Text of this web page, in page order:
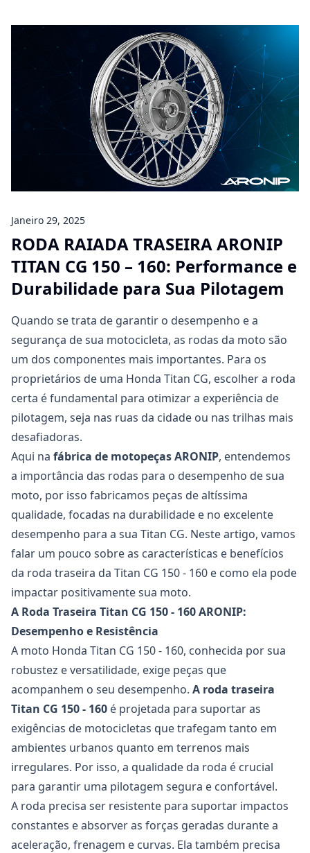
Janeiro 29, 2025
RODA RAIADA TRASEIRA ARONIP
TITAN CG 150 – 160: Performance e
Durabilidade para Sua Pilotagem
Quando se trata de garantir o desempenho e a
segurança de sua motocicleta, as rodas da moto são
um dos componentes mais importantes. Para os
proprietários de uma Honda Titan CG, escolher a roda
certa é fundamental para otimizar a experiência de
pilotagem, seja nas ruas da cidade ou nas trilhas mais
desafiadoras.
Aqui na fábrica de motopeças ARONIP, entendemos
a importância das rodas para o desempenho de sua
moto, por isso fabricamos peças de altíssima
qualidade, focadas na durabilidade e no excelente
desempenho para a sua Titan CG. Neste artigo, vamos
falar um pouco sobre as características e benefícios
da roda traseira da Titan CG 150 - 160 e como ela pode
impactar positivamente sua moto.
A Roda Traseira Titan CG 150 - 160 ARONIP:
Desempenho e Resistência
A moto Honda Titan CG 150 - 160, conhecida por sua
robustez e versatilidade, exige peças que
acompanhem o seu desempenho. A roda traseira
Titan CG 150 - 160 é projetada para suportar as
exigências de motocicletas que trafegam tanto em
ambientes urbanos quanto em terrenos mais
irregulares. Por isso, a qualidade da roda é crucial
para garantir uma pilotagem segura e confortável.
A roda precisa ser resistente para suportar impactos
constantes e absorver as forças geradas durante a
aceleração, frenagem e curvas. Ela também precisa